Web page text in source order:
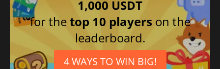
1,000 USDT
for thetop 10 players on the
leaderboard.
4 WAYS TO WIN BIG!